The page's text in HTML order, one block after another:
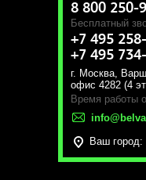
8 800 250-
Бесплатный
+7 495
+7 495
г. Москва,
офис 4282 (4
Время работы
Ваш город: